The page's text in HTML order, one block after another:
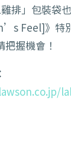
排」包裝袋
Feel]》特
握機會！